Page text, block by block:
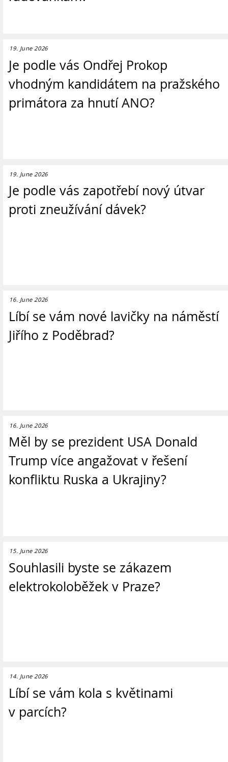
19. June 2026
Je podle vás Ondřej Prokop
vhodným kandidátem na pražského
primátora za hnutí ANO?
19. June 2026
Je podle vás zapotřebí nový útvar
proti zneužívání dávek?
16. June 2026
Líbí se vám nové lavičky na náměstí
Jiřího z Poděbrad?
16. June 2026
Měl by se prezident USA Donald
Trump více angažovat v řešení
konfliktu Ruska a Ukrajiny?
15. June 2026
Souhlasili byste se zákazem
elektrokoloběžek v Praze?
14. June 2026
Líbí se vám kola s květinami
v parcích?